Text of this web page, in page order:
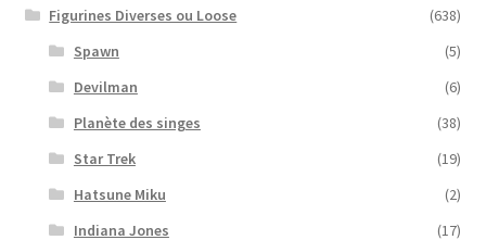
Figurines Diverses ou Loose
(638)
Spawn
(5)
Devilman
(6)
Planète des singes
(38)
Star Trek
(19)
Hatsune Miku
(2)
Indiana Jones
(17)